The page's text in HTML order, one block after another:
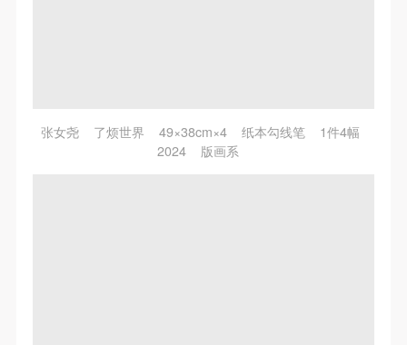
张女尧 了烦世界 49×38cm×4 纸本勾线笔 1件4幅
2024 版画系